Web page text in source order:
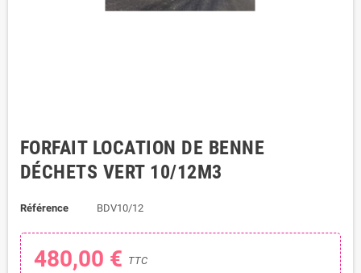
FORFAIT LOCATION DE BENNE
DÉCHETS VERT 10/12M3
Référence BDV10/12
480,00 € TTC